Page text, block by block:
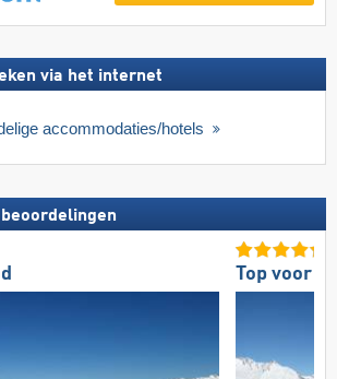
via het internet
accommodaties/hotels
Top voor